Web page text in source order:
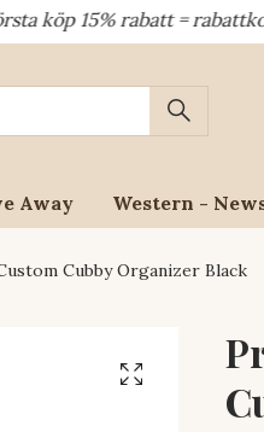
rabatt = rabattkod 15%
Away Western -
Cubby Organizer Black